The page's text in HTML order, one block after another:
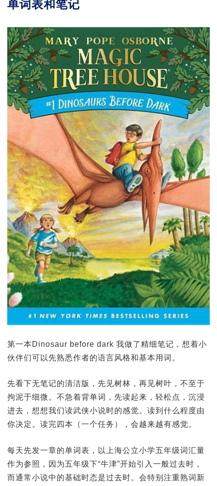
单词表和笔记
第一本Dinosaur before dark 我做了精细笔记，想着小
伙伴们可以先熟悉作者的语言风格和基本用词。
先看下无笔记的清洁版，先见树林，再见树叶，不至于
拘泥于细微。不急着背单词，先读起来，轻松点，沉浸
进去，想想我们读武侠小说时的感觉。读到什么程度由
你决定。读完四本（一个任务），会越来越有感觉。
每天先发一章的单词表，以上海公立小学五年级词汇量
作为参照，因为五年级下“牛津”开始引入一般过去时，
而通常小说中的基础时态是过去时。会特别注重熟词新